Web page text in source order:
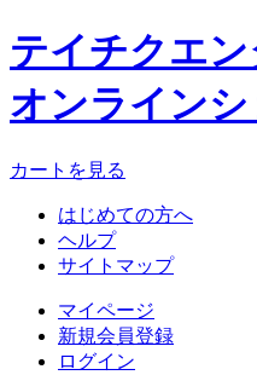
テイチクエ
オンライン
カートを見る
はじめての方へ
ヘルプ
サイトマップ
マイページ
新規会員登録
ログイン